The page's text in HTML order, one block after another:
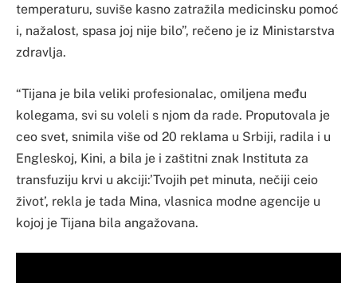
temperaturu, suviše kasno zatražila medicinsku pomoć
i, nažalost, spasa joj nije bilo”, rečeno je iz Ministarstva
zdravlja.
“Tijana je bila veliki profesionalac, omiljena među
kolegama, svi su voleli s njom da rade. Proputovala je
ceo svet, snimila više od 20 reklama u Srbiji, radila i u
Engleskoj, Kini, a bila je i zaštitni znak Instituta za
transfuziju krvi u akciji:’Tvojih pet minuta, nečiji ceio
život’, rekla je tada Mina, vlasnica modne agencije u
kojoj je Tijana bila angažovana.